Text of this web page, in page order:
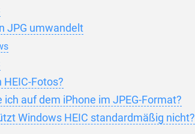
JPG umwandelt
Fotos?
auf dem iPhone im JPEG-Format?
Windows HEIC standardmäßig nicht?